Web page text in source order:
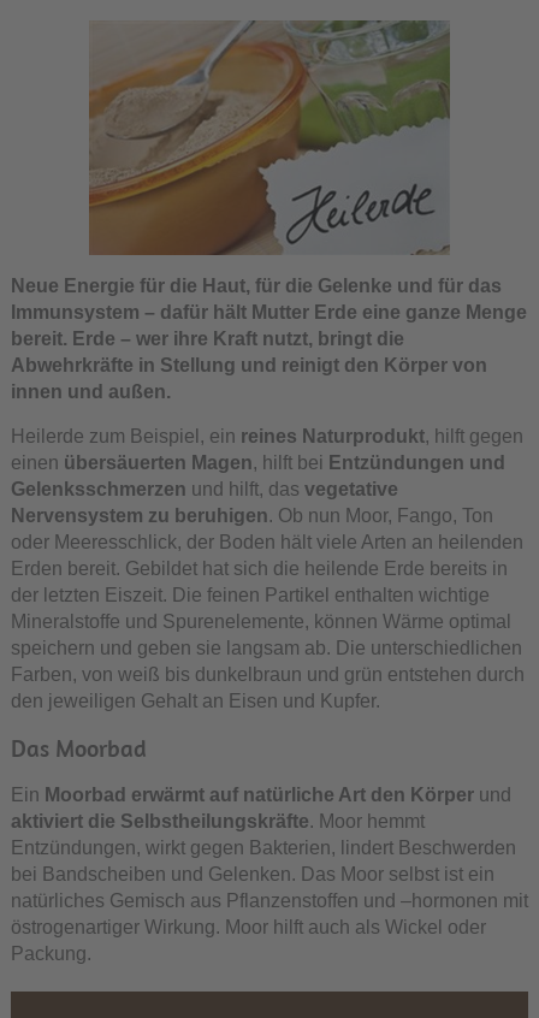
Neue Energie für die Haut, für die Gelenke und für das
Immunsystem – dafür hält Mutter Erde eine ganze Menge
bereit. Erde – wer ihre Kraft nutzt, bringt die
Abwehrkräfte in Stellung und reinigt den Körper von
innen und außen.
Heilerde zum Beispiel, ein reines Naturprodukt, hilft gegen
einen übersäuerten Magen, hilft bei Entzündungen und
Gelenksschmerzen und hilft, das vegetative
Nervensystem zu beruhigen. Ob nun Moor, Fango, Ton
oder Meeresschlick, der Boden hält viele Arten an heilenden
Erden bereit. Gebildet hat sich die heilende Erde bereits in
der letzten Eiszeit. Die feinen Partikel enthalten wichtige
Mineralstoffe und Spurenelemente, können Wärme optimal
speichern und geben sie langsam ab. Die unterschiedlichen
Farben, von weiß bis dunkelbraun und grün entstehen durch
den jeweiligen Gehalt an Eisen und Kupfer.
Das Moorbad
Ein Moorbad erwärmt auf natürliche Art den Körper und
aktiviert die Selbstheilungskräfte. Moor hemmt
Entzündungen, wirkt gegen Bakterien, lindert Beschwerden
bei Bandscheiben und Gelenken. Das Moor selbst ist ein
natürliches Gemisch aus Pflanzenstoffen und –hormonen mit
östrogenartiger Wirkung. Moor hilft auch als Wickel oder
Packung.